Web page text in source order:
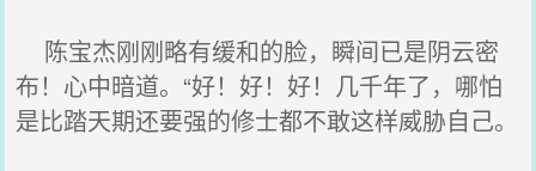
陈宝杰刚刚略有缓和的脸，瞬间已是阴云密
布！心中暗道。“好！好！好！几千年了，哪怕
是比踏天期还要强的修士都不敢这样威胁自己。